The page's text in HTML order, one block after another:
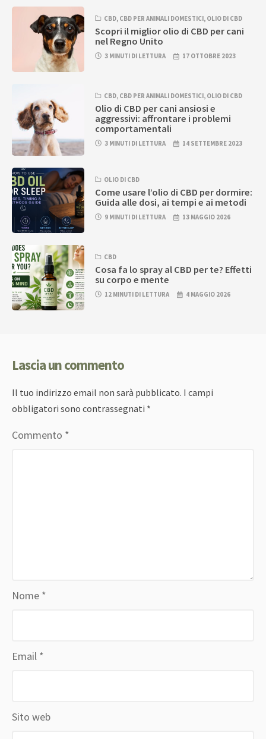
CBD, CBD PER ANIMALI DOMESTICI, OLIO DI CBD
Scopri il miglior olio di CBD per cani
nel Regno Unito
3 MINUTI DI LETTURA 17 OTTOBRE 2023
CBD, CBD PER ANIMALI DOMESTICI, OLIO DI CBD
Olio di CBD per cani ansiosi e
aggressivi: affrontare i problemi
comportamentali
3 MINUTI DI LETTURA 14 SETTEMBRE 2023
OLIO DI CBD
Come usare l’olio di CBD per dormire:
Guida alle dosi, ai tempi e ai metodi
9 MINUTI DI LETTURA 13 MAGGIO 2026
CBD
Cosa fa lo spray al CBD per te? Effetti
su corpo e mente
12 MINUTI DI LETTURA 4 MAGGIO 2026
Lascia un commento
Il tuo indirizzo email non sarà pubblicato. I campi
obbligatori sono contrassegnati *
Commento *
Nome *
Email *
Sito web